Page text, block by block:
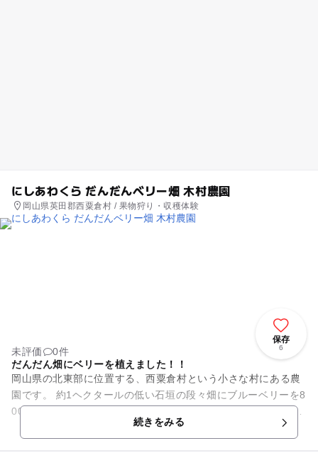
にしあわくら だんだんベリー畑 木村農園
岡山県英田郡西粟倉村 / 果物狩り・収穫体験
保存
6
未評価
0件
だんだん畑にベリーを植えました！！
岡山県の北東部に位置する、西粟倉村という小さな村にある農
園です。 約1ヘクタールの低い石垣の段々畑にブルーベリーを8
00本植栽しています。ブルーベリーの他にもいろんなベリーを
続きをみる